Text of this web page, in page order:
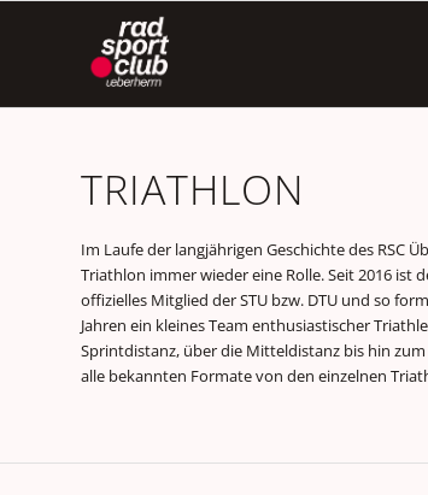
TRIATHLON
Im Laufe der langjährigen Geschichte des RSC
Triathlon immer wieder eine Rolle. Seit 2016 ist
offizielles Mitglied der STU bzw. DTU und so
Jahren ein kleines Team enthusiastischer
Sprintdistanz, über die Mitteldistanz bis hin
alle bekannten Formate von den einzelnen